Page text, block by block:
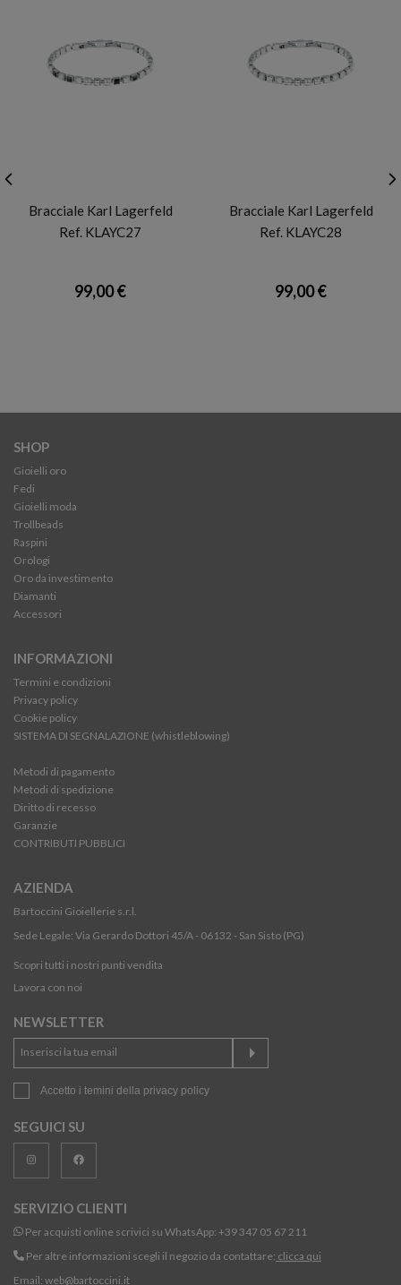
Bracciale Karl Lagerfeld
Ref. KLAYC27
99,00 €
Bracciale Karl Lagerfeld
Ref. KLAYC28
99,00 €
SHOP
Gioielli oro
Fedi
Gioielli moda
Trollbeads
Raspini
Orologi
Oro da investimento
Diamanti
Accessori
INFORMAZIONI
Termini e condizioni
Privacy policy
Cookie policy
SISTEMA DI SEGNALAZIONE (whistleblowing)
Metodi di pagamento
Metodi di spedizione
Diritto di recesso
Garanzie
CONTRIBUTI PUBBLICI
AZIENDA
Bartoccini Gioiellerie s.r.l.
Sede Legale: Via Gerardo Dottori 45/A - 06132 - San Sisto (PG)
Scopri tutti i nostri punti vendita
Lavora con noi
NEWSLETTER
Accetto i temini della privacy policy
SEGUICI SU
SERVIZIO CLIENTI
Per acquisti online scrivici su WhatsApp: +39 347 05 67 211
Per altre informazioni scegli il negozio da contattare: clicca qui
Email: web@bartoccini.it